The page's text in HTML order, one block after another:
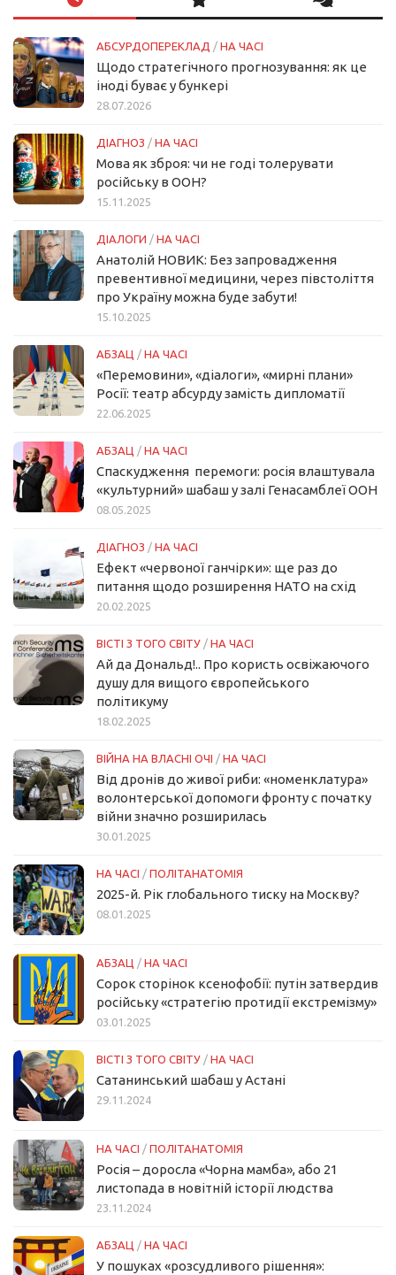
АБСУРДОПЕРЕКЛАД / НА ЧАСІ
Щодо стратегічного прогнозування: як це
іноді буває у бункері
28.07.2026
ДІАГНОЗ / НА ЧАСІ
Мова як зброя: чи не годі толерувати
російську в ООН?
15.11.2025
ДІАЛОГИ / НА ЧАСІ
Анатолій НОВИК: Без запровадження
превентивної медицини, через півстоліття
про Україну можна буде забути!
15.10.2025
АБЗАЦ / НА ЧАСІ
«Перемовини», «діалоги», «мирні плани»
Росії: театр абсурду замість дипломатії
22.06.2025
АБЗАЦ / НА ЧАСІ
Спаскудження перемоги: росія влаштувала
«культурний» шабаш у залі Генасамблеї ООН
08.05.2025
ДІАГНОЗ / НА ЧАСІ
Ефект «червоної ганчірки»: ще раз до
питання щодо розширення НАТО на схід
20.02.2025
ВІСТІ З ТОГО СВІТУ / НА ЧАСІ
Ай да Дональд!.. Про користь освіжаючого
душу для вищого європейського
політикуму
18.02.2025
ВІЙНА НА ВЛАСНІ ОЧІ / НА ЧАСІ
Від дронів до живої риби: «номенклатура»
волонтерської допомоги фронту с початку
війни значно розширилась
30.01.2025
НА ЧАСІ / ПОЛІТАНАТОМІЯ
2025-й. Рік глобального тиску на Москву?
08.01.2025
АБЗАЦ / НА ЧАСІ
Сорок сторінок ксенофобії: путін затвердив
російську «стратегію протидії екстремізму»
03.01.2025
ВІСТІ З ТОГО СВІТУ / НА ЧАСІ
Сатанинський шабаш у Астані
29.11.2024
НА ЧАСІ / ПОЛІТАНАТОМІЯ
Росія – доросла «Чорна мамба», або 21
листопада в новітній історії людства
23.11.2024
АБЗАЦ / НА ЧАСІ
У пошуках «розсудливого рішення»: